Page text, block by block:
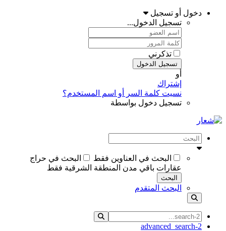
دخول أو تسجيل
تسجيل الدخول...
تذكرني
تسجيل الدخول
أو
إشتراك
نسيت كلمة السر أو اسم المستخدم؟
تسجيل دخول بواسطة
البحث في العناوين فقط
البحث في حراج
عقارات باقي مدن المنطقة الشرقية فقط
البحث
البحث المتقدم
advanced_search-2